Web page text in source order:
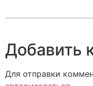
Добавить
Для отправки